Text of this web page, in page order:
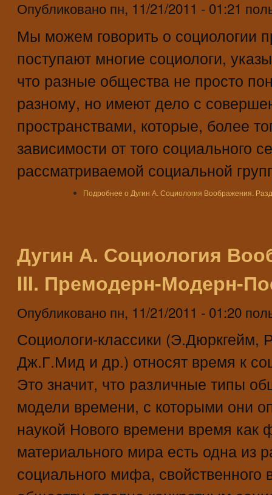
Опубликовано пн, 11/21/2011 - 01:21
Мы можем говорить о социологии
поступают многие социологи,
что разные общества не просто
разному, но имеют дело с
пространствами, которые, более
зависимости от того социального
рассматриваемой социальной
Подробнее о Дугин А. Социология Воображения.
Дугин А. Социология
III. Премодерн-Модерн-
Опубликовано пн, 11/21/2011 - 01:20
Социологи-классики (Э.Дюркгейм,
Дж.Г.Мид и др.) относят время к
Это значит, что различные типы
модели времени, с которыми они
наукой Нового времени время как
материального мира есть одна из
социального мифа, свойственного